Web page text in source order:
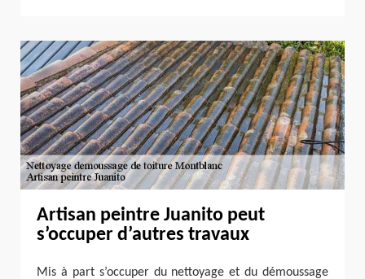
Artisan peintre Juanito peut
s’occuper d’autres travaux
Mis à part s’occuper du nettoyage et du démoussage